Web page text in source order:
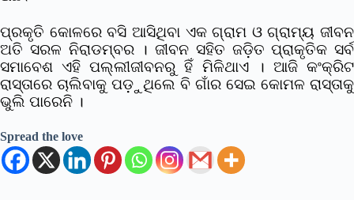
ପ୍ରକୃତି କୋଳରେ ବସି ଆସିଥିବା ଏକ ଗ୍ରାମ ଓ ଗ୍ରାମ୍ୟ ଜୀବନ
ଅତି ସରଳ ନିରାଡମ୍ବର । ଜୀବନ ସହିତ ଜଡ଼ିତ ପ୍ରାକୃତିକ ସର୍ବ
ସମାବେଶ ଏହି ପଲ୍ଲୀଜୀବନରୁ ହିଁ ମିଳିଥାଏ । ଆଜି କଂକ୍ରିଟ
ରାସ୍ତାରେ ଚାଲିବାକୁ ପଡ଼ୁଥିଲେ ବି ଗାଁର ସେଇ କୋମଳ ରାସ୍ତାକୁ
ଭୁଲି ପାରେନି ।
Spread the love